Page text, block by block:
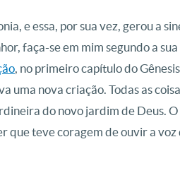
e essa, por sua vez, gerou a
faça-se em mim segundo a sua
, no primeiro capítulo do
uma nova criação. Todas as
do novo jardim de Deus.
que teve coragem de ouvir a voz